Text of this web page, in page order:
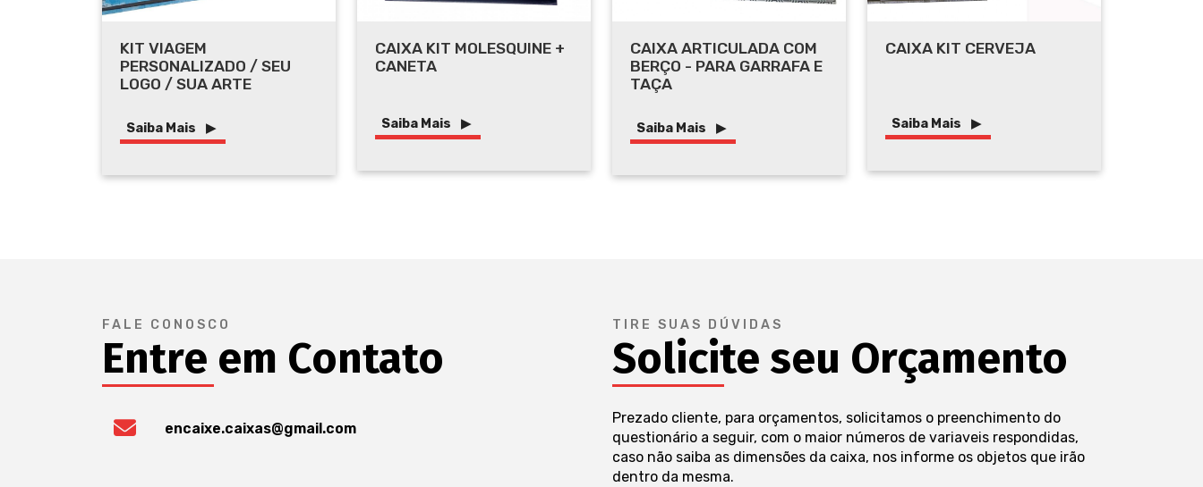
KIT VIAGEM
PERSONALIZADO / SEU
LOGO / SUA ARTE
Saiba Mais
CAIXA KIT MOLESQUINE +
CANETA
Saiba Mais
CAIXA ARTICULADA COM
BERÇO - PARA GARRAFA E
TAÇA
Saiba Mais
CAIXA KIT CERVEJA
Saiba Mais
FALE CONOSCO
Entre em Contato
encaixe.caixas@gmail.com
TIRE SUAS DÚVIDAS
Solicite seu Orçamento
Prezado cliente, para orçamentos, solicitamos o preenchimento do
questionário a seguir, com o maior números de variaveis respondidas,
caso não saiba as dimensões da caixa, nos informe os objetos que irão
dentro da mesma.